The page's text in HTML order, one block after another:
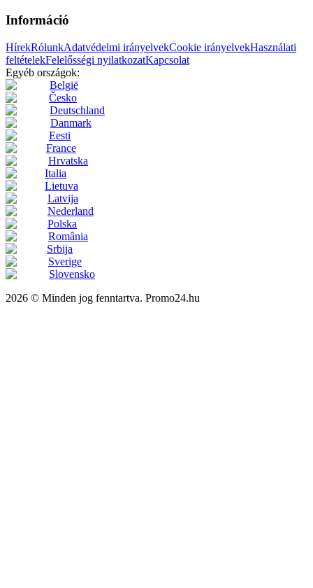
Információ
HírekRólunkAdatvédelmi irányelvekCookie irányelvekHasználati
feltételekFelelősségi nyilatkozatKapcsolat
Egyéb országok:
België
Česko
Deutschland
Danmark
Eesti
France
Hrvatska
Italia
Lietuva
Latvija
Nederland
Polska
România
Srbija
Sverige
Slovensko
2026 © Minden jog fenntartva. Promo24.hu